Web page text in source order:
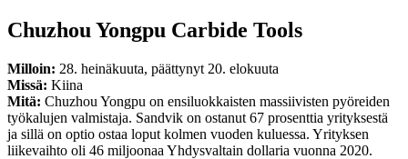
Chuzhou Yongpu Carbide Tools
Milloin: 28. heinäkuuta, päättynyt 20. elokuuta
Missä: Kiina
Mitä: Chuzhou Yongpu on ensiluokkaisten massiivisten pyöreiden
työkalujen valmistaja. Sandvik on ostanut 67 prosenttia yrityksestä
ja sillä on optio ostaa loput kolmen vuoden kuluessa. Yrityksen
liikevaihto oli 46 miljoonaa Yhdysvaltain dollaria vuonna 2020.